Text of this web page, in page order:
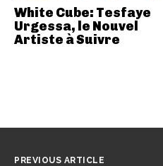
White Cube: Tesfaye
Urgessa, le Nouvel
Artiste à Suivre
PREVIOUS ARTICLE